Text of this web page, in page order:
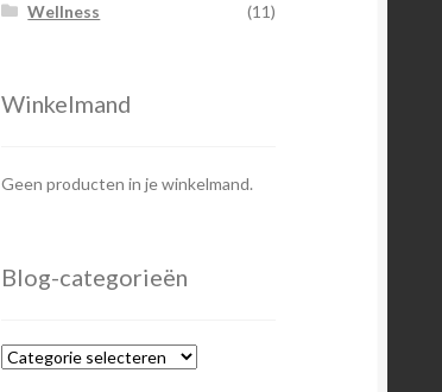
Wellness
(11)
Winkelmand
Geen producten in je winkelmand.
Blog-categorieën
Blog-